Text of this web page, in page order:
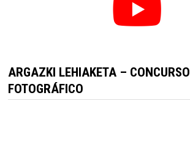
ARGAZKI LEHIAKETA – CONCURSO
FOTOGRÁFICO